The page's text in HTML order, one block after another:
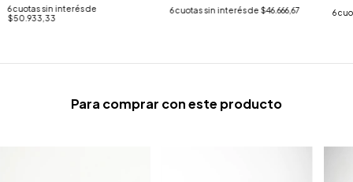
6cuotas sin interés de
$50.933,33
6cuotas sin interés de $46.666,67 6
Para comprar con este producto